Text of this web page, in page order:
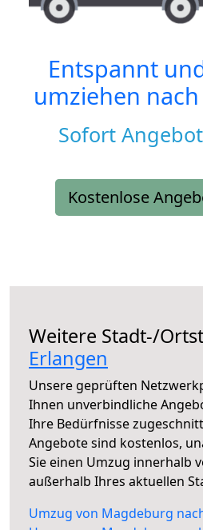
Entspannt
umziehen nach
Sofort
Kostenlose
Weitere Stadt-/
Erlangen
Unsere geprüften
Ihnen unverbindliche
Ihre Bedürfnisse
Angebote sind kostenlos,
Sie einen Umzug innerhalb
außerhalb Ihres aktuellen
Umzug von Magdeburg